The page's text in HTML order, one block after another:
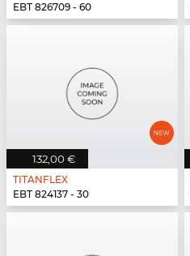
EBT 826709 - 60
132,00 €
TITANFLEX
EBT 824137 - 30